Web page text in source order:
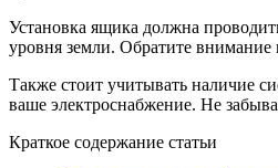
Установка ящика должна
уровня земли. Обратите внимание
Также стоит учитывать наличие
ваше электроснабжение. Не
Краткое содержание статьи